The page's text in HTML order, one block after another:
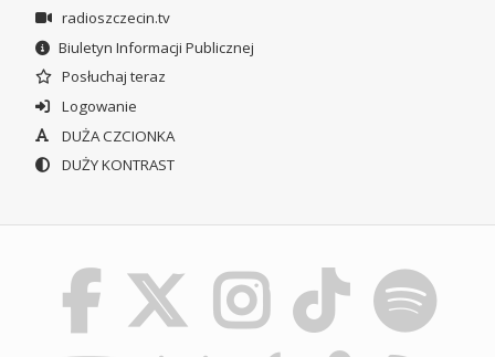
radioszczecin.tv
Biuletyn Informacji Publicznej
Posłuchaj teraz
Logowanie
DUŻA CZCIONKA
DUŻY KONTRAST